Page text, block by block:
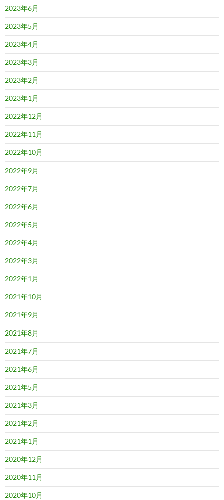
2023年6月
2023年5月
2023年4月
2023年3月
2023年2月
2023年1月
2022年12月
2022年11月
2022年10月
2022年9月
2022年7月
2022年6月
2022年5月
2022年4月
2022年3月
2022年1月
2021年10月
2021年9月
2021年8月
2021年7月
2021年6月
2021年5月
2021年3月
2021年2月
2021年1月
2020年12月
2020年11月
2020年10月